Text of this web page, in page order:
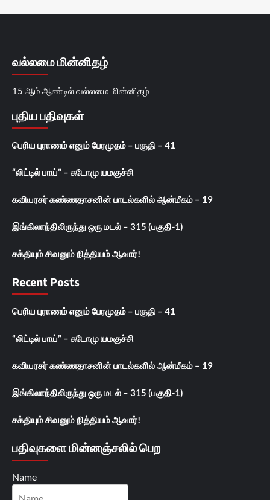
வல்லமை மின்னிதழ்
15 ஆம் ஆண்டில் வல்லமை மின்னிதழ்
புதிய பதிவுகள்
பெரிய புராணம் எனும் பேரமுதம் – பகுதி – 41
“லிட்டில் பாய்” – சுடோமு யமகுச்சி
கவியரசர் கண்ணதாசனின் பாடல்களில் ஆன்மீகம் – 19
இங்கிலாந்திலிருந்து ஒரு மடல் – 315 (பகுதி-1)
சக்தியும் சிவனும் நித்தியம் ஆவார்!
Recent Posts
பெரிய புராணம் எனும் பேரமுதம் – பகுதி – 41
“லிட்டில் பாய்” – சுடோமு யமகுச்சி
கவியரசர் கண்ணதாசனின் பாடல்களில் ஆன்மீகம் – 19
இங்கிலாந்திலிருந்து ஒரு மடல் – 315 (பகுதி-1)
சக்தியும் சிவனும் நித்தியம் ஆவார்!
பதிவுகளை மின்னஞ்சலில் பெற
Name